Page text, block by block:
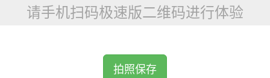
请手机扫码极速版二维码进行体验
拍照保存